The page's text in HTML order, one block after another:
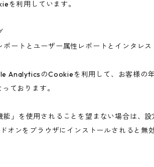
を利用しています。
ートとユーザー属性レポートとインタレス
AnalyticsのCookieを利用して、お客様の
ております。
」を使用されることを望まない場合は、
ンをブラウザにインストールされると無